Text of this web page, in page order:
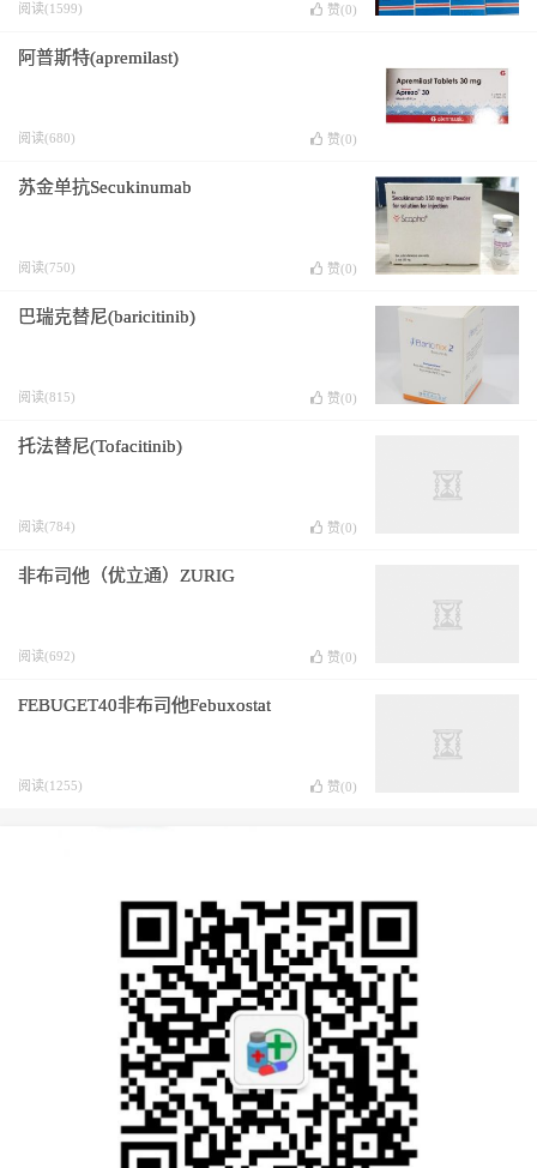
阅读(1599) 赞(0)
阿普斯特(apremilast)
阅读(680) 赞(0)
苏金单抗Secukinumab
阅读(750) 赞(0)
巴瑞克替尼(baricitinib)
阅读(815) 赞(0)
托法替尼(Tofacitinib)
阅读(784) 赞(0)
非布司他（优立通）ZURIG
阅读(692) 赞(0)
FEBUGET40非布司他Febuxostat
阅读(1255) 赞(0)